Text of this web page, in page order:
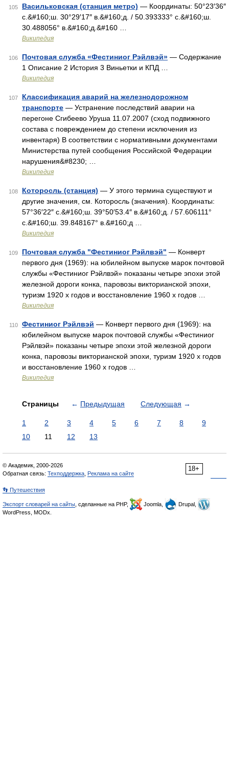
105 Васильковская (станция метро) — Координаты: 50°23′36″
с.&#160;ш. 30°29′17″ в.&#160;д. / 50.393333° с.&#160;ш.
30.488056° в.&#160;д.&#160 …
Википедия
106 Почтовая служба «Фестиниог Рэйлвэй» — Содержание
1 Описание 2 История 3 Виньетки и КПД …
Википедия
107
Классификация аварий на железнодорожном
транспорте — Устранение последствий аварии на
перегоне Сгибеево Уруша 11.07.2007 (сход подвижного
состава с повреждением до степени исключения из
инвентаря) В соответствии с нормативными документами
Министерства путей сообщения Российской Федерации
нарушения&#8230; …
Википедия
108 Которосль (станция) — У этого термина существуют и
другие значения, см. Которосль (значения). Координаты:
57°36′22″ с.&#160;ш. 39°50′53.4″ в.&#160;д. / 57.606111°
с.&#160;ш. 39.848167° в.&#160;д …
Википедия
109 Почтовая служба "Фестиниог Рэйлвэй" — Конверт
первого дня (1969): на юбилейном выпуске марок почтовой
службы «Фестиниог Рэйлвэй» показаны четыре эпохи этой
железной дороги конка, паровозы викторианской эпохи,
туризм 1920 х годов и восстановление 1960 х годов …
Википедия
110 Фестиниог Рэйлвэй — Конверт первого дня (1969): на
юбилейном выпуске марок почтовой службы «Фестиниог
Рэйлвэй» показаны четыре эпохи этой железной дороги
конка, паровозы викторианской эпохи, туризм 1920 х годов
и восстановление 1960 х годов …
Википедия
Страницы ← Предыдущая Следующая →
1 2 3 4 5 6 7 8
9
10
11 12 13
18+
© Академик, 2000-2026
Обратная связь: Техподдержка Реклама на сайте
👣 Путешествия
Экспорт словарей на сайты , сделанные на PHP, Joomla,
Drupal,
WordPress, MODx.